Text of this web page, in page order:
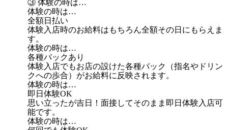
③ 体験の時は…
体験の時は…
全額日払い
体験入店時のお給料はもちろん全額その日にもらえま
す。
体験の時は…
各種バックあり
体験入店でもお店の設けた各種バック（指名やドリン
クへの歩合）がお給料に反映されます。
体験の時は…
即日体験OK
思い立ったが吉日！面接してそのまま即日体験入店可
能です。
体験の時は…